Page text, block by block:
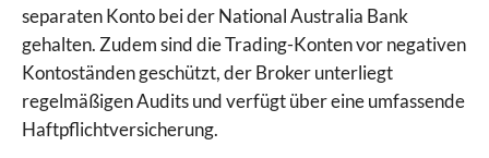
separaten Konto bei der National Australia Bank
gehalten. Zudem sind die Trading-Konten vor negativen
Kontoständen geschützt, der Broker unterliegt
regelmäßigen Audits und verfügt über eine umfassende
Haftpflichtversicherung.